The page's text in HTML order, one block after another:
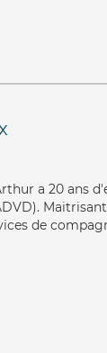
a 20 ans
de